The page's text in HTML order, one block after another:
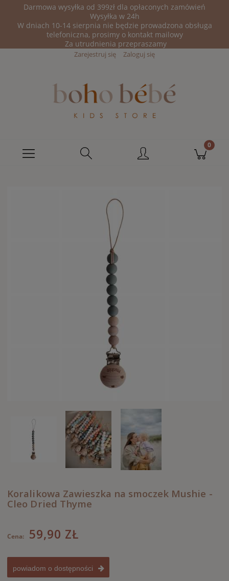
Darmowa wysyłka od 399zł dla opłaconych zamówień
Wysyłka w 24h
W dniach 10-14 sierpnia nie będzie prowadzona obsługa
telefoniczna, prosimy o kontakt mailowy
Za utrudnienia przepraszamy
Zarejestruj się Zaloguj się
Koralikowa Zawieszka na smoczek Mushie -
Cleo Dried Thyme
Cena: 59,90 ZŁ
powiadom o dostępności